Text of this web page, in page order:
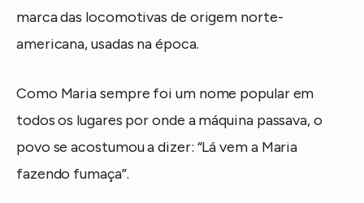
marca das locomotivas de origem norte-
americana, usadas na época.
Como Maria sempre foi um nome popular em
todos os lugares por onde a máquina passava, o
povo se acostumou a dizer: “Lá vem a Maria
fazendo fumaça”.